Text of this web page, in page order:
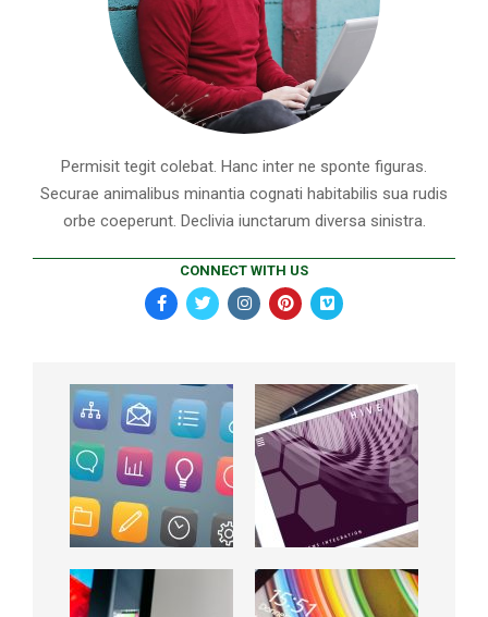
Permisit tegit colebat. Hanc inter ne sponte figuras.
Securae animalibus minantia cognati habitabilis sua rudis
orbe coeperunt. Declivia iunctarum diversa sinistra.
CONNECT WITH US